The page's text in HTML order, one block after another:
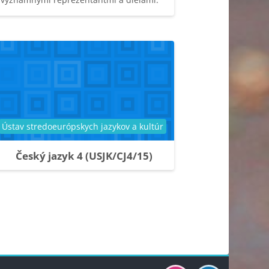
Český jazyk 4 (USJK/CJ4/15)
Kategória kurzu
Ústav stredoeurópskych jazykov a kultúr
stránka